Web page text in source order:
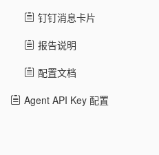
钉钉消息卡片
报告说明
配置文档
Agent API Key 配置